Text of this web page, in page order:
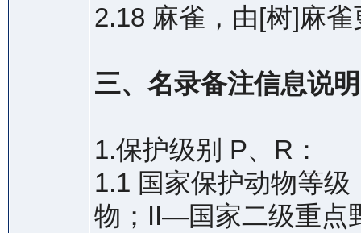
2.18 麻雀，由[树]麻雀
三、名录备注信息说明
1.保护级别 P、R：
1.1 国家保护动物等
物；II—国家二级重点